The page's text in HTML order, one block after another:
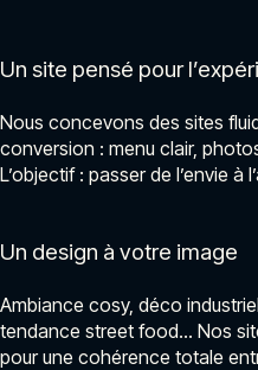
Un site pensé pour
Nous concevons des sites
conversion : menu clair,
L’objectif : passer de l’envie à
Un design à votre image
Ambiance cosy, déco
tendance street food… Nos
pour une cohérence totale